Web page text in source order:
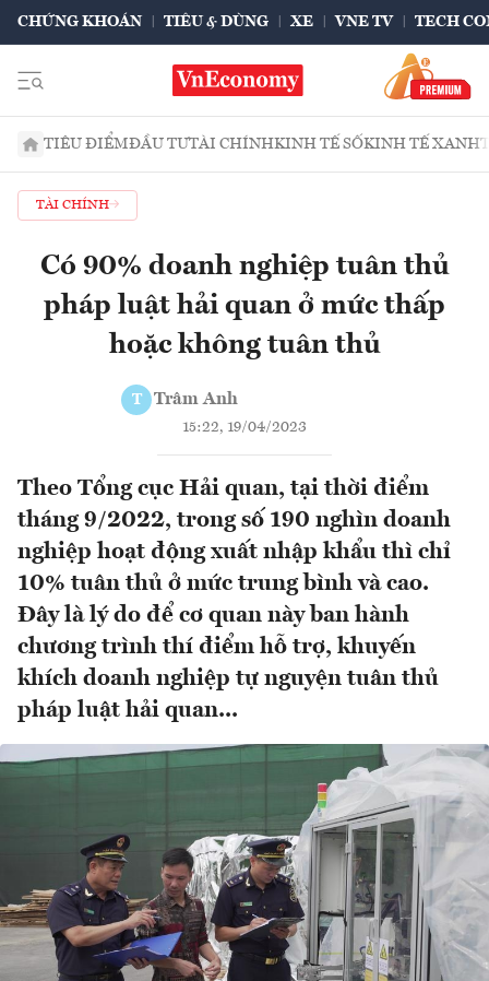
CHỨNG KHOÁN TIÊU & DÙNG XE VNE TV TECH
TIÊU ĐIỂMĐẦU TƯTÀI CHÍNHKINH TẾ SỐKINH TẾ XANH
TÀI CHÍNH
Có 90% doanh nghiệp tuân thủ
pháp luật hải quan ở mức thấp
hoặc không tuân thủ
T Trâm Anh
15:22, 19/04/2023
Theo Tổng cục Hải quan, tại thời điểm
tháng 9/2022, trong số 190 nghìn doanh
nghiệp hoạt động xuất nhập khẩu thì chỉ
10% tuân thủ ở mức trung bình và cao.
Đây là lý do để cơ quan này ban hành
chương trình thí điểm hỗ trợ, khuyến
khích doanh nghiệp tự nguyện tuân thủ
pháp luật hải quan...